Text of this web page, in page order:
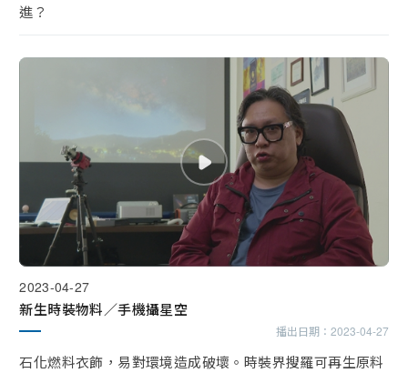
進？
2023-04-27
新生時裝物料／手機攝星空
播出日期： 2023-04-27
石化燃料衣飾，易對環境造成破壞。時裝界搜羅可再生原料